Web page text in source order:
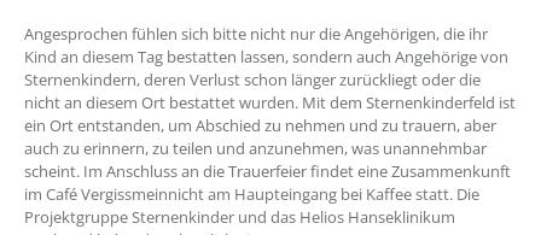
Angesprochen fühlen sich bitte nicht nur die Angehörigen, die ihr
Kind an diesem Tag bestatten lassen, sondern auch Angehörige von
Sternenkindern, deren Verlust schon länger zurückliegt oder die
nicht an diesem Ort bestattet wurden. Mit dem Sternenkinderfeld ist
ein Ort entstanden, um Abschied zu nehmen und zu trauern, aber
auch zu erinnern, zu teilen und anzunehmen, was unannehmbar
scheint. Im Anschluss an die Trauerfeier findet eine Zusammenkunft
im Café Vergissmeinnicht am Haupteingang bei Kaffee statt. Die
Projektgruppe Sternenkinder und das Helios Hanseklinikum